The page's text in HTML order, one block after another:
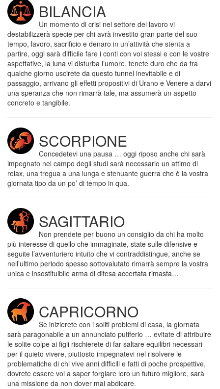
BILANCIA
Un momento di crisi nel settore del lavoro vi
destabilizzerà specie per chi avrà investito gran parte del suo
tempo, lavoro, sacrificio e denaro in un’attività che stenta a
partire, oggi sarà difficile fare i conti con voi stessi e con le vostre
aspettative, la luna vi disturba l’umore, tenete duro che da fra
qualche giorno uscirete da questo tunnel inevitabile e di
passaggio, arrivano gli effetti propositivi di Urano e Venere a darvi
una speranza che non rimarrà tale, ma assumerà un aspetto
concreto e tangibile.
SCORPIONE
Concedetevi una pausa … oggi riposo anche chi sarà
impegnato nel campo degli studi sarà necessario un attimo di
relax, una tregua a una lunga e stenuante guerra che è la vostra
giornata tipo da un po’ di tempo in qua.
SAGITTARIO
Non prendete per buono un consiglio da chi ha molto
più interesse di quello che immaginate, state sulle difensive e
seguite l’avventuriero intuito che vi contraddistingue, anche se
nell’ultimo periodo spesso sottovalutato rimarrà sempre la vostra
unica e insostituibile arma di difesa accertata rimasta…
CAPRICORNO
Se inizierete con i soliti problemi di casa, la giornata
sarà paragonabile a un annunciato putiferio … evitate di attribuire
le solite colpe ai figli rischierete di far saltare equilibri necessari
per il quieto vivere, piuttosto impegnatevi nel risolvere le
problematiche di chi vive anni difficili e fatti di poche prospettive,
dovrete essere voi a saper forgiare loro un futuro migliore, sarà
una missione da non dover mai abdicare.